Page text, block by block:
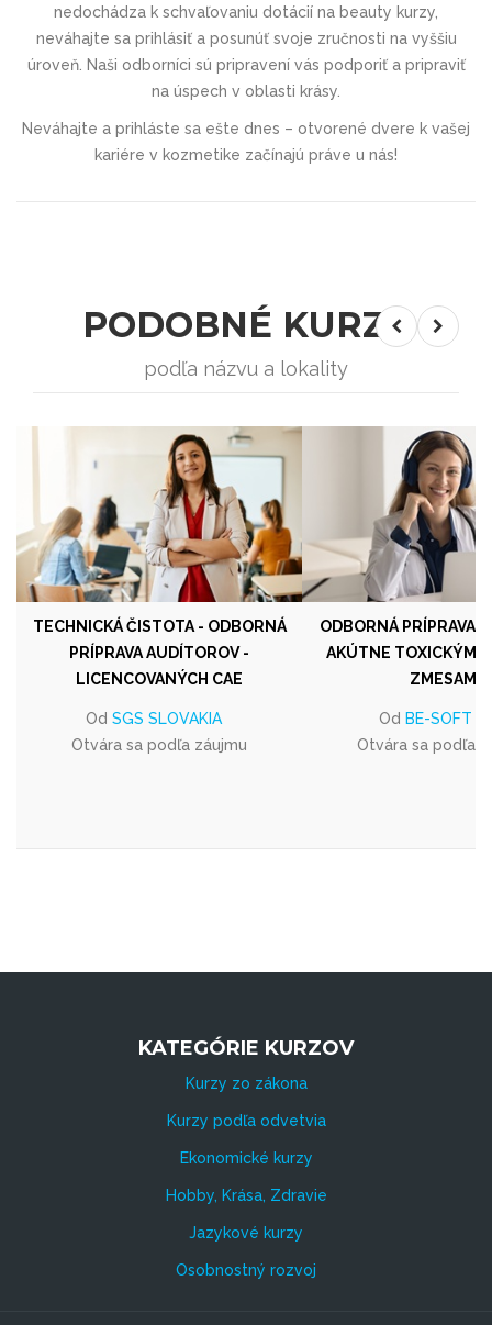
nedochádza k schvaľovaniu dotácií na beauty kurzy,
neváhajte sa prihlásiť a posunúť svoje zručnosti na vyššiu
úroveň. Naši odborníci sú pripravení vás podporiť a pripraviť
na úspech v oblasti krásy.
Neváhajte a prihláste sa ešte dnes – otvorené dvere k vašej
kariére v kozmetike začínajú práve u nás!
PODOBNÉ KURZY
podľa názvu a lokality
TECHNICKÁ ČISTOTA - ODBORNÁ
PRÍPRAVA AUDÍTOROV -
LICENCOVANÝCH CAE
Od SGS SLOVAKIA
Otvára sa podľa záujmu
ODBORNÁ PRÍPRAVA
AKÚTNE TOXICKÝMI
ZMESAMI
Od BE-SOFT
Otvára sa podľa
KATEGÓRIE KURZOV
Kurzy zo zákona
Kurzy podľa odvetvia
Ekonomické kurzy
Hobby, Krása, Zdravie
Jazykové kurzy
Osobnostný rozvoj